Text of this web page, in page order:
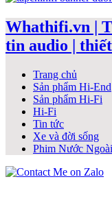
Whathifi.vn |
tin audio |
Trang chủ
Sản phẩm Hi-End
Sản phẩm Hi-Fi
Hi-Fi
Tin tức
Xe và đời sống
Phim Nước Ngoài